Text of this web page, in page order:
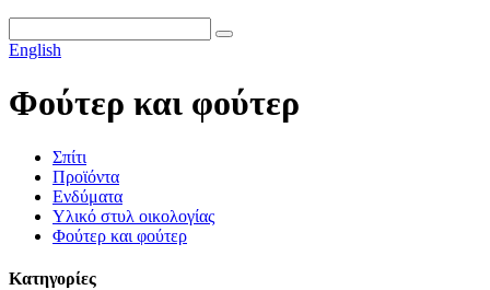
English
Φούτερ και φούτερ
Σπίτι
Προϊόντα
Ενδύματα
Υλικό στυλ οικολογίας
Φούτερ και φούτερ
Κατηγορίες